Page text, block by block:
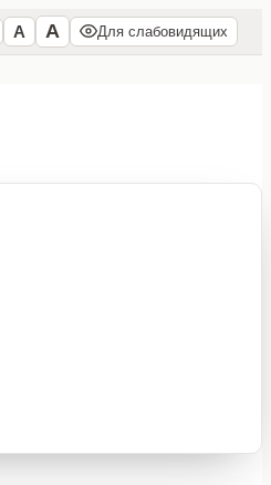
А А Для слабовидящих